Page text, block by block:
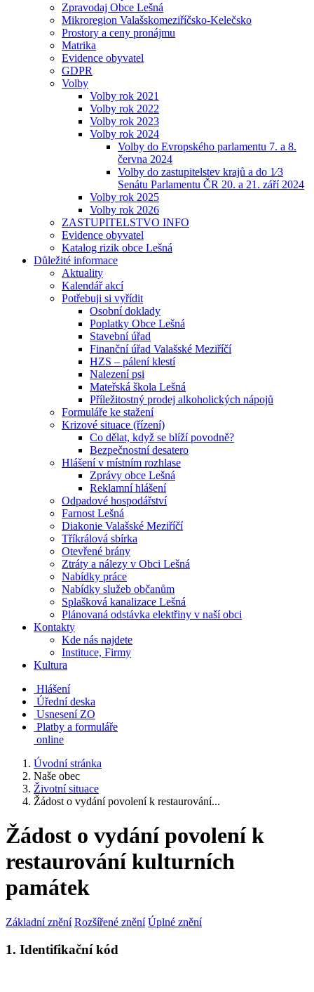
Zpravodaj Obce Lešná
Mikroregion Valašskomeziříčsko-Kelečsko
Prostory a ceny pronájmu
Matrika
Evidence obyvatel
GDPR
Volby
Volby rok 2021
Volby rok 2022
Volby rok 2023
Volby rok 2024
Volby do Evropského parlamentu 7. a 8.
června 2024
Volby do zastupitelstev krajů a do 1⁄3
Senátu Parlamentu ČR 20. a 21. září 2024
Volby rok 2025
Volby rok 2026
ZASTUPITELSTVO INFO
Evidence obyvatel
Katalog rizik obce Lešná
Důležité informace
Aktuality
Kalendář akcí
Potřebuji si vyřídit
Osobní doklady
Poplatky Obce Lešná
Stavební úřad
Finanční úřad Valašské Meziříčí
HZS – pálení klestí
Nalezení psi
Mateřská škola Lešná
Příležitostný prodej alkoholických nápojů
Formuláře ke stažení
Krizové situace (řízení)
Co dělat, když se blíží povodně?
Bezpečnostní desatero
Hlášení v místním rozhlase
Zprávy obce Lešná
Reklamní hlášení
Odpadové hospodářství
Farnost Lešná
Diakonie Valašské Meziříčí
Tříkrálová sbírka
Otevřené brány
Ztráty a nálezy v Obci Lešná
Nabídky práce
Nabídky služeb občanům
Splašková kanalizace Lešná
Plánovaná odstávka elektřiny v naší obci
Kontakty
Kde nás najdete
Instituce, Firmy
Kultura
Hlášení
Úřední deska
Usnesení ZO
Platby a formuláře
online
Úvodní stránka
Naše obec
Životní situace
Žádost o vydání povolení k restaurování...
Žádost o vydání povolení k
restaurování kulturních
památek
Základní znění Rozšířené znění Úplné znění
1. Identifikační kód